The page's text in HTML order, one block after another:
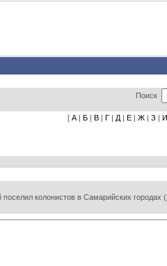
Поиск
[ А| Б| В| Г| Д| Е| Ж| З | И
колонистов в Самарийских